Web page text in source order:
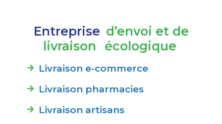
Entreprise d’envoi et de
livraison
écologique
Livraison e-commerce
Livraison pharmacies
Livraison artisans